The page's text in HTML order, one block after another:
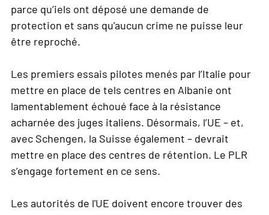
parce qu’iels ont déposé une demande de
protection et sans qu’aucun crime ne puisse leur
être reproché.
Les premiers essais pilotes menés par l’Italie pour
mettre en place de tels centres en Albanie ont
lamentablement échoué face à la résistance
acharnée des juges italiens. Désormais, l’UE – et,
avec Schengen, la Suisse également – devrait
mettre en place des centres de rétention. Le PLR
s’engage fortement en ce sens.
Les autorités de l'UE doivent encore trouver des